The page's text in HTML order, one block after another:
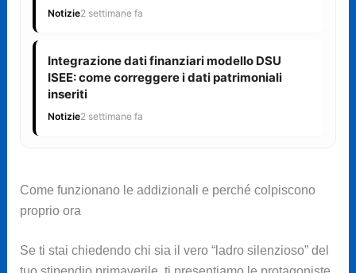
Notizie2 settimane fa
Integrazione dati finanziari modello DSU
ISEE: come correggere i dati patrimoniali
inseriti
Notizie2 settimane fa
Come funzionano le addizionali e perché colpiscono
proprio ora
Se ti stai chiedendo chi sia il vero “ladro silenzioso” del